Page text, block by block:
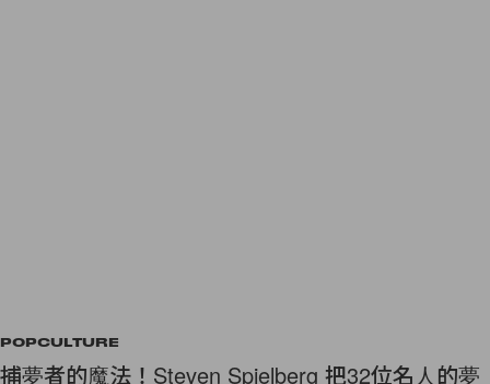
POPCULTURE
捕夢者的魔法！Steven Spielberg 把32位名人的夢